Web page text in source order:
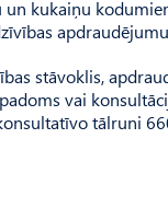
kukaiņu
stāvoklis,
vai
tālruni